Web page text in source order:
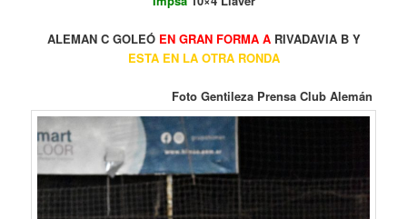
ALEMAN C GOLEÓ EN GRAN FORMA ARIVADAVIA B Y
ESTA EN LA OTRA RONDA
Foto Gentileza Prensa Club Alemán